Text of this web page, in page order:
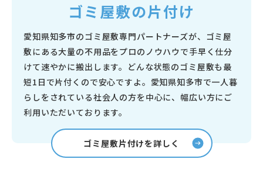
ゴミ屋敷の片付け
愛知県知多市のゴミ屋敷専門パートナーズが、ゴミ屋
敷にある大量の不用品をプロのノウハウで手早く仕分
けて速やかに搬出します。どんな状態のゴミ屋敷も最
短1日で片付くので安心ですよ。愛知県知多市で一人暮
らしをされている社会人の方を中心に、幅広い方にご
利用いただいております。
ゴミ屋敷片付けを詳しく